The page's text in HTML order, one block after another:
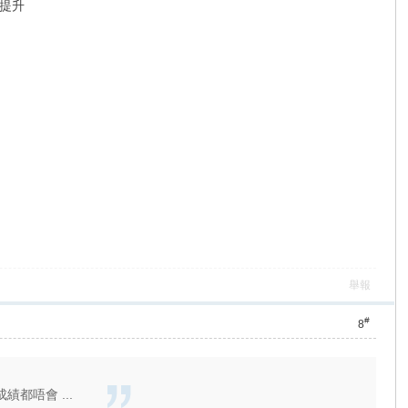
升
舉報
8#
都唔會 ...